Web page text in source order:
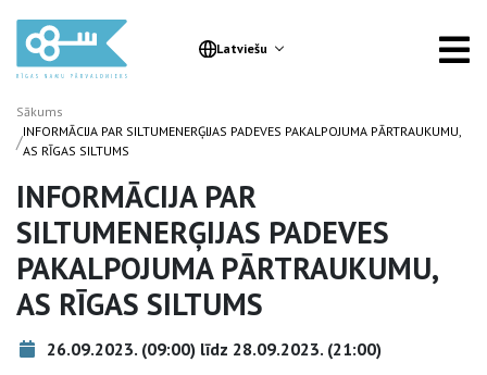
Latviešu
Sākums
/INFORMĀCIJA PAR SILTUMENERĢIJAS PADEVES PAKALPOJUMA PĀRTRAUKUMU,
AS RĪGAS SILTUMS
INFORMĀCIJA PAR
SILTUMENERĢIJAS PADEVES
PAKALPOJUMA PĀRTRAUKUMU,
AS RĪGAS SILTUMS
26.09.2023. (09:00) līdz 28.09.2023. (21:00)